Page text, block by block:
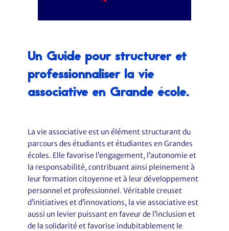
Un Guide pour structurer et
professionnaliser la vie
associative en Grande école.
La vie associative est un élément structurant du
parcours des étudiants et étudiantes en Grandes
écoles. Elle favorise l’engagement, l’autonomie et
la responsabilité, contribuant ainsi pleinement à
leur formation citoyenne et à leur développement
personnel et professionnel. Véritable creuset
d’initiatives et d’innovations, la vie associative est
aussi un levier puissant en faveur de l’inclusion et
de la solidarité et favorise indubitablement le